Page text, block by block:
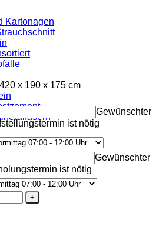
Kartonagen
x 190 x 175 cm
Gewünschter
ist nötig
Gewünschter
ist nötig